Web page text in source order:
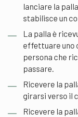
lanciare la
stabilisce un
La palla è
effettuare uno
persona che
passare.
Ricevere la
girarsi verso il
Ricevere la